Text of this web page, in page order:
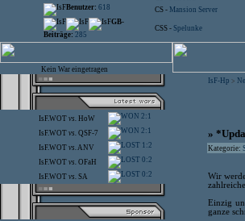
Benutzer: 618 CS - Mansion Server
GB-
Beiträge: 285
CSS - Spelunke
Kein War eingetragen
IsF.WOT vs. HoW 2:1
IsF.WOT vs. QSF-7 2:1
IsF.WOT vs.ANV 1:2
IsF.WOT vs. OFaH 0:2
IsF.WOT vs. SA 0:2
IsF-Hp >
»
Kategorie:
Wir
Einzig
ganze